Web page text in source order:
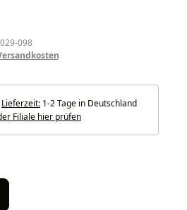
098
Lieferzeit: 1-2 Tage in Deutschland
Filiale hier prüfen